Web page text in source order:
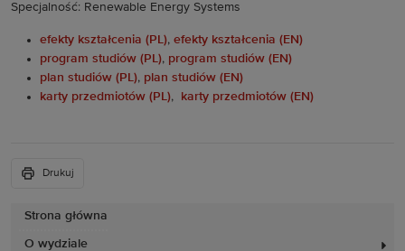
Strona główna
O wydziale
Specjalność: Renewable Energy Systems
efekty kształcenia (PL), efekty kształcenia (EN)
program studiów (PL), program studiów (EN)
plan studiów (PL), plan studiów (EN)
karty przedmiotów (PL), karty przedmiotów (EN)
Drukuj